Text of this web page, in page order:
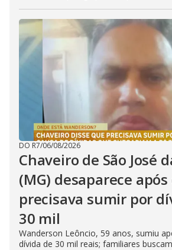
DO R7/06/08/2026
Chaveiro de São José
(MG) desaparece
precisava sumir por
30 mil
Wanderson Leôncio, 59 anos, sumiu
dívida de 30 mil reais; familiares